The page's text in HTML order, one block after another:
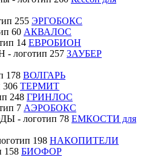
ЭРГОБОКС
АКВАЛОС
ЕВРОБИОН
ЗАУБЕР
ВОЛГАРЬ
ТЕРМИТ
ГРИНЛОС
АЭРОБОКС
ЕМКОСТИ для
НАКОПИТЕЛИ
БИОФОР